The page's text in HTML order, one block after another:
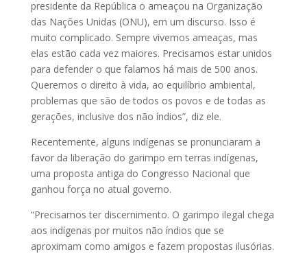
presidente da República o ameaçou na Organização
das Nações Unidas (ONU), em um discurso. Isso é
muito complicado. Sempre vivemos ameaças, mas
elas estão cada vez maiores. Precisamos estar unidos
para defender o que falamos há mais de 500 anos.
Queremos o direito à vida, ao equilíbrio ambiental,
problemas que são de todos os povos e de todas as
gerações, inclusive dos não índios”, diz ele.
Recentemente, alguns indígenas se pronunciaram a
favor da liberação do garimpo em terras indígenas,
uma proposta antiga do Congresso Nacional que
ganhou força no atual governo.
“Precisamos ter discernimento. O garimpo ilegal chega
aos indígenas por muitos não índios que se
aproximam como amigos e fazem propostas ilusórias.